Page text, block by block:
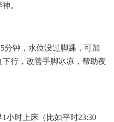
。
分钟，水位没过脚踝，可加
行，改善手脚冰凉，帮助夜
小时上床（比如平时23:30